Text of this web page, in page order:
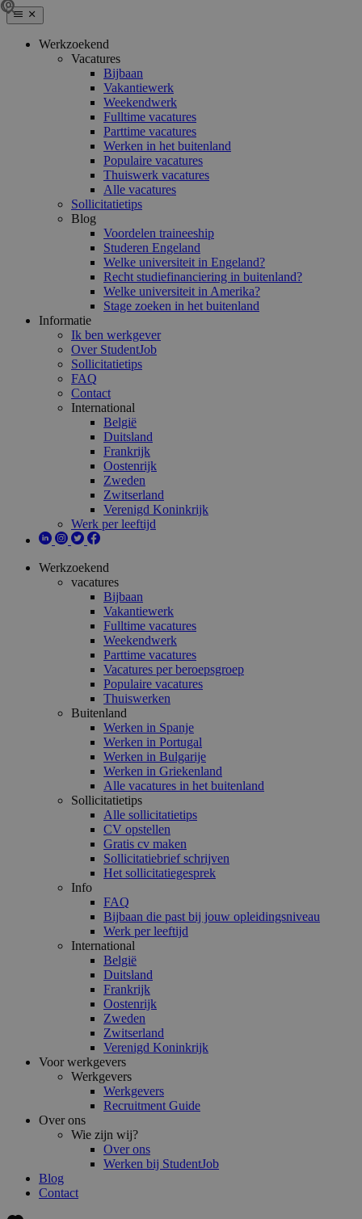
Werkzoekend
Vacatures
Bijbaan
Vakantiewerk
Weekendwerk
Fulltime vacatures
Parttime vacatures
Werken in het buitenland
Populaire vacatures
Thuiswerk vacatures
Alle vacatures
Sollicitatietips
Blog
Voordelen traineeship
Studeren Engeland
Welke universiteit in Engeland?
Recht studiefinanciering in buitenland?
Welke universiteit in Amerika?
Stage zoeken in het buitenland
Informatie
Ik ben werkgever
Over StudentJob
Sollicitatietips
FAQ
Contact
International
België
Duitsland
Frankrijk
Oostenrijk
Zweden
Zwitserland
Verenigd Koninkrijk
Werk per leeftijd
Werkzoekend
vacatures
Bijbaan
Vakantiewerk
Fulltime vacatures
Weekendwerk
Parttime vacatures
Vacatures per beroepsgroep
Populaire vacatures
Thuiswerken
Buitenland
Werken in Spanje
Werken in Portugal
Werken in Bulgarije
Werken in Griekenland
Alle vacatures in het buitenland
Sollicitatietips
Alle sollicitatietips
CV opstellen
Gratis cv maken
Sollicitatiebrief schrijven
Het sollicitatiegesprek
Info
FAQ
Bijbaan die past bij jouw opleidingsniveau
Werk per leeftijd
International
België
Duitsland
Frankrijk
Oostenrijk
Zweden
Zwitserland
Verenigd Koninkrijk
Voor werkgevers
Werkgevers
Werkgevers
Recruitment Guide
Over ons
Wie zijn wij?
Over ons
Werken bij StudentJob
Blog
Contact